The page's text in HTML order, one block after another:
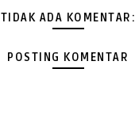
TIDAK ADA KOMENTAR:
POSTING KOMENTAR